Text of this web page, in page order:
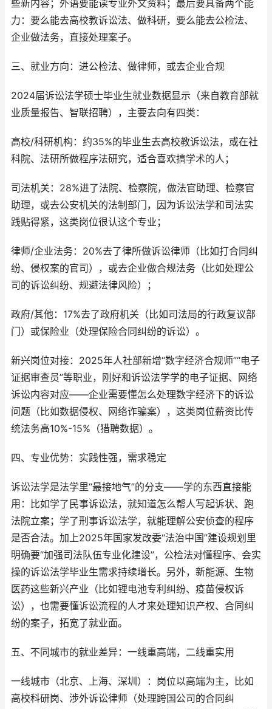
些新内容；外语要能读专业外文资料；最后要具备两个能
力：要么能去高校教诉讼法、做科研，要么能去公检法、
企业做法务，直接处理案子。
三、就业方向：进公检法、做律师，或去企业合规
2024届诉讼法学硕士毕业生就业数据显示（来自教育部就
业质量报告、智联招聘），主要去向有四类：
高校/科研机构：约35%的毕业生去高校教诉讼法，或在社
科院、法研所做程序法研究，适合喜欢搞学术的人；
司法机关：28%进了法院、检察院，做法官助理、检察官
助理，或去公安机关的法制部门，因为诉讼法学和司法实
践贴得紧，这类岗位很认这个专业；
律师/企业法务：20%去了律所做诉讼律师（比如打合同纠
纷、侵权案的官司），或去企业做合规法务（比如处理公
司的诉讼纠纷、规避法律风险）；
政府/其他：17%去了政府机关（比如司法局的行政复议部
门）或保险业（处理保险合同纠纷的诉讼）。
新兴岗位对接：2025年人社部新增“数字经济合规师”“电子
证据审查员”等职业，刚好和诉讼法学学的电子证据、网络
诉讼内容对应——企业需要懂怎么处理数字经济下的诉讼
问题（比如数据侵权、网络诈骗案），这类岗位薪资比传
统法务高10%-15%（猎聘数据）。
四、专业优势：实践性强，需求稳定
诉讼法学是法学里“最接地气”的分支——学的东西直接能
用：比如学了民事诉讼法，就知道怎么帮人写起诉状、跑
法院立案；学了刑事诉讼法学，就能理解公安侦查的程序
是否合法。加上2025年国家发改委“法治中国”建设规划里
明确要“加强司法队伍专业化建设”，公检法对懂程序、会实
操的诉讼法学毕业生需求持续增长。另外，新能源、生物
医药这些新兴产业（比如锂电池专利纠纷、疫苗侵权诉
讼），也需要懂诉讼流程的人才来处理知识产权、合同纠
纷的案子，拓宽了就业面。
五、不同城市的就业差异：一线重高端，二线重实用
一线城市（北京、上海、深圳）：岗位以高端为主，比如
高校科研岗、涉外诉讼律师（处理跨国公司的合同纠